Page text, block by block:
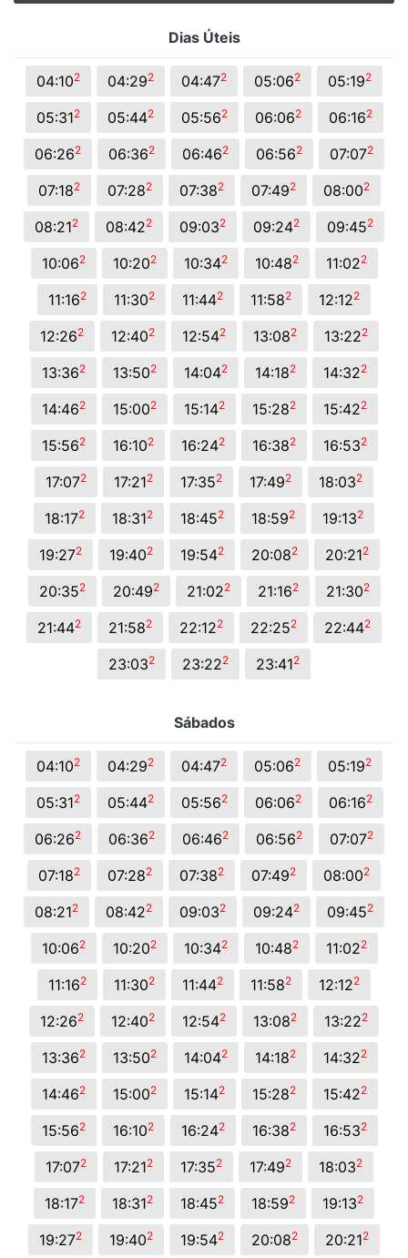
Dias Úteis
04:102 04:292 04:472 05:062 05:192
05:312 05:442 05:562 06:062 06:162
06:262 06:362 06:462 06:562 07:072
07:182 07:282 07:382 07:492 08:002
08:212 08:422 09:032 09:242 09:452
10:062 10:202 10:342 10:482 11:022
11:162 11:302 11:442 11:582 12:122
12:262 12:402 12:542 13:082 13:222
13:362 13:502 14:042 14:182 14:322
14:462 15:002 15:142 15:282 15:422
15:562 16:102 16:242 16:382 16:532
17:072 17:212 17:352 17:492 18:032
18:172 18:312 18:452 18:592 19:132
19:272 19:402 19:542 20:082 20:212
20:352 20:492 21:022 21:162 21:302
21:442 21:582 22:122 22:252 22:442
23:032 23:222 23:412
Sábados
04:102 04:292 04:472 05:062 05:192
05:312 05:442 05:562 06:062 06:162
06:262 06:362 06:462 06:562 07:072
07:182 07:282 07:382 07:492 08:002
08:212 08:422 09:032 09:242 09:452
10:062 10:202 10:342 10:482 11:022
11:162 11:302 11:442 11:582 12:122
12:262 12:402 12:542 13:082 13:222
13:362 13:502 14:042 14:182 14:322
14:462 15:002 15:142 15:282 15:422
15:562 16:102 16:242 16:382 16:532
17:072 17:212 17:352 17:492 18:032
18:172 18:312 18:452 18:592 19:132
19:272 19:402 19:542 20:082 20:212